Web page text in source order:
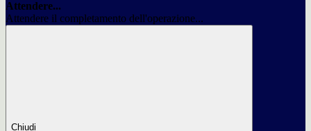
Attendere...
Attendere il completamento dell'operazione...
Chiudi